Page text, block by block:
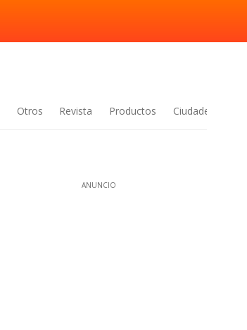
Otros Revista Productos Ciudades
ANUNCIO